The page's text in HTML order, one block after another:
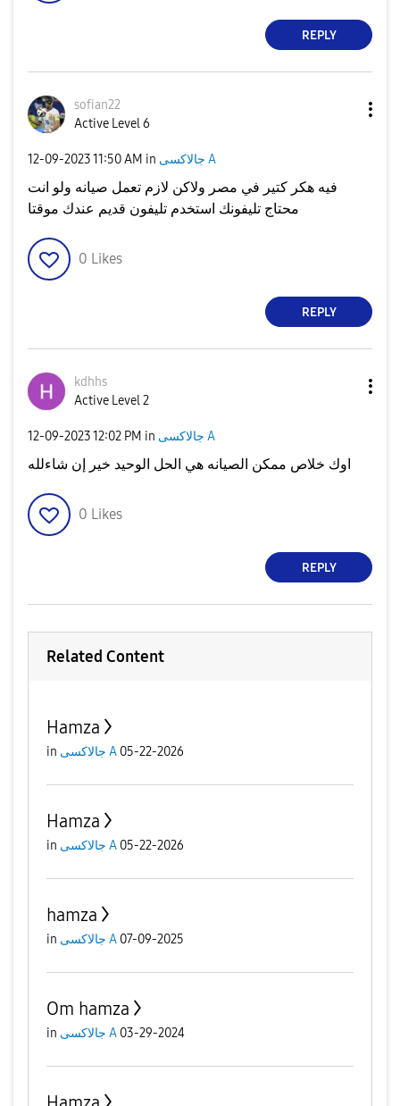
REPLY
sofian22
Active Level 6
‎12-09-202311:50 AM in جالاكسى A
فيه هكر كتير في مصر ولاكن لازم تعمل صيانه ولو انت
محتاج تليفونك استخدم تليفون قديم عندك موقتا
0 Likes
REPLY
kdhhs
Active Level 2
‎12-09-202312:02 PM in جالاكسى A
اوك خلاص ممكن الصيانه هي الحل الوحيد خير إن شاءلله
0 Likes
REPLY
Related Content
Hamza
in جالاكسى A 05-22-2026
Hamza
in جالاكسى A 05-22-2026
hamza
in جالاكسى A 07-09-2025
Om hamza
in جالاكسى A 03-29-2024